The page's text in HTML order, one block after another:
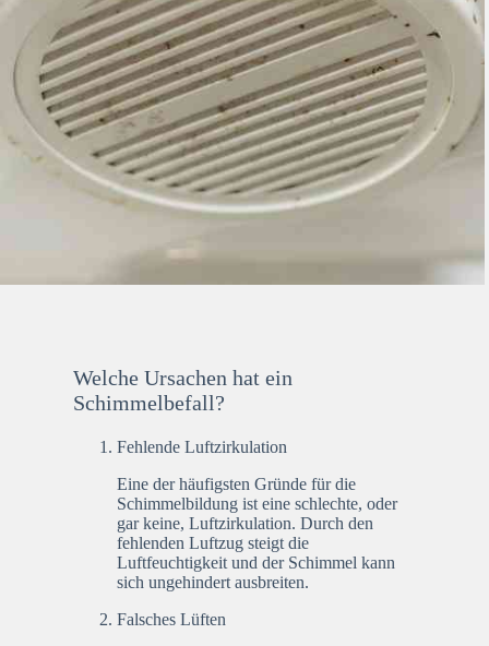
Welche Ursachen hat ein
Schimmelbefall?
Fehlende Luftzirkulation
Eine der häufigsten Gründe für die
Schimmelbildung ist eine schlechte, oder
gar keine, Luftzirkulation. Durch den
fehlenden Luftzug steigt die
Luftfeuchtigkeit und der Schimmel kann
sich ungehindert ausbreiten.
Falsches Lüften